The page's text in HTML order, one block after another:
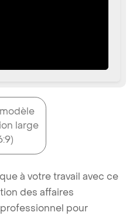
large
à votre travail avec ce
des affaires
pour